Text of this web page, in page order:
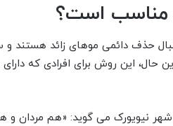
مناسب است؟
حذف دائمی موهای زائد هستند و
این روش برای افرادی که
نیویورک می گوید: «هم مردان و هم